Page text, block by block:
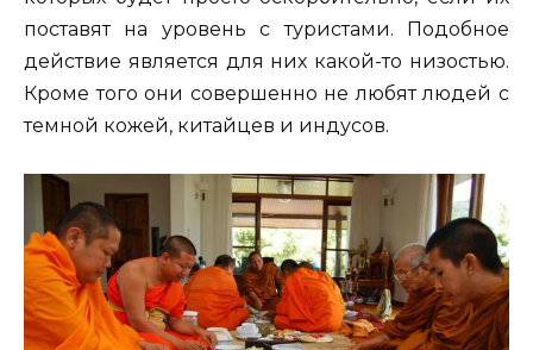
поставят на уровень с туристами. Подобное
действие является для них какой-то низостью.
Кроме того они совершенно не любят людей с
темной кожей, китайцев и индусов.